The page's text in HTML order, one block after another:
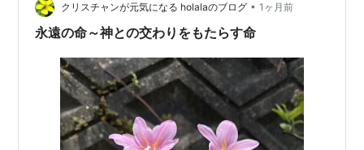
の交わりを失いました。神との関係を失ったのです。 出
エジプト記。エジプトで奴隷状態であったイスラエルの
クリスチャンが元気になる holalaのブログ • 1ヶ月前
永遠の命～神との交わりをもたらす命